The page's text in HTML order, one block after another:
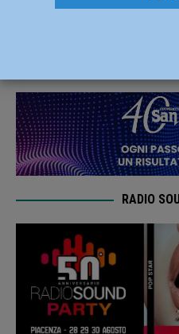
RADIO